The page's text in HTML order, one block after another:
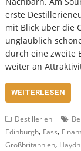
erste
mit Blick über die
unglaublich
durch eine zweite
weiter an
WEITERLESEN
Destillerien
Edinburgh, Fass,
Großbritannien,